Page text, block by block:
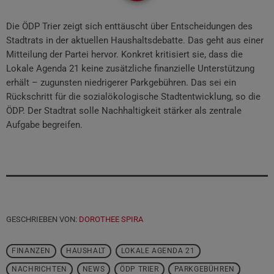
Die ÖDP Trier zeigt sich enttäuscht über Entscheidungen des
Stadtrats in der aktuellen Haushaltsdebatte. Das geht aus einer
Mitteilung der Partei hervor. Konkret kritisiert sie, dass die
Lokale Agenda 21 keine zusätzliche finanzielle Unterstützung
erhält – zugunsten niedrigerer Parkgebühren. Das sei ein
Rückschritt für die sozialökologische Stadtentwicklung, so die
ÖDP. Der Stadtrat solle Nachhaltigkeit stärker als zentrale
Aufgabe begreifen.
GESCHRIEBEN VON: DOROTHEE SPIRA
FINANZEN HAUSHALT LOKALE AGENDA 21
NACHRICHTEN NEWS ÖDP TRIER PARKGEBÜHREN